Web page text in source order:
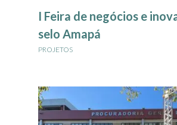
I Feira de negócios e
selo Amapá
PROJETOS